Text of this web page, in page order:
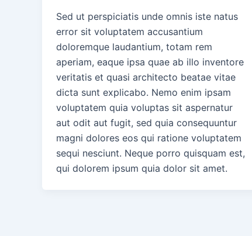
Sed ut perspiciatis unde omnis iste natus
error sit voluptatem accusantium
doloremque laudantium, totam rem
aperiam, eaque ipsa quae ab illo inventore
veritatis et quasi architecto beatae vitae
dicta sunt explicabo. Nemo enim ipsam
voluptatem quia voluptas sit aspernatur
aut odit aut fugit, sed quia consequuntur
magni dolores eos qui ratione voluptatem
sequi nesciunt. Neque porro quisquam est,
qui dolorem ipsum quia dolor sit amet.